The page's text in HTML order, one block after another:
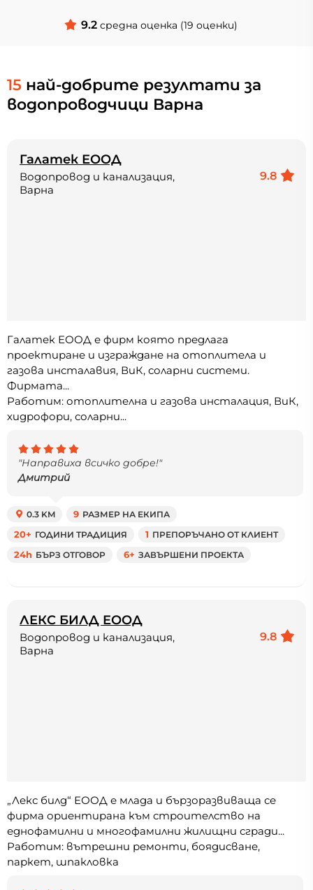
9.2средна оценка (19 оценки)
15 най-добрите резултати за
водопроводчици Варна
Галатек ЕООД
9.8
Водопровод и канализация,
Варна
Галатек ЕООД е фирм която предлага
проектиране и изграждане на отоплитела и
газова инсталавия, ВиК, соларни системи.
Фирмата...
Работим: отоплителна и газова инсталация, ВиК,
хидрофори, соларни...
"Направиха всичко добре!"
Дмитрий
0.3 KM 9 РАЗМЕР НА ЕКИПА
20+ ГОДИНИ ТРАДИЦИЯ 1 ПРЕПОРЪЧАНО ОТ КЛИЕНТ
24h БЪРЗ ОТГОВОР 6+ ЗАВЪРШЕНИ ПРОЕКТА
ЛЕКС БИЛД ЕООД
9.8
Водопровод и канализация,
Варна
„Лекс билд“ ЕООД е млада и бързоразвиваща се
фирма ориентирана към строителство на
еднофамилни и многофамилни жилищни сгради...
Работим: вътрешни ремонти, боядисване,
паркет, шпакловка